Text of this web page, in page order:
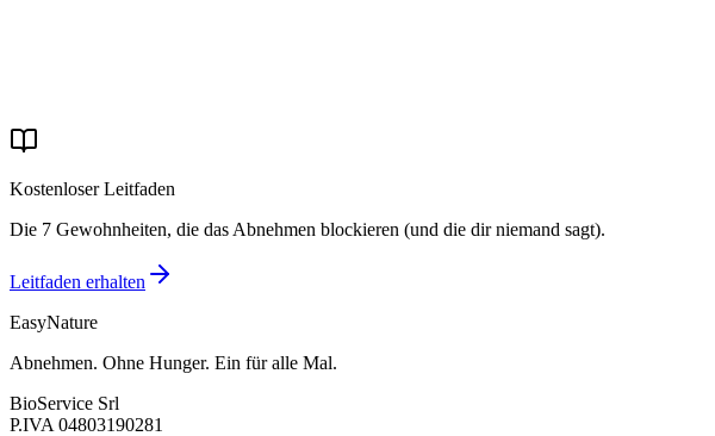
Kostenloser Leitfaden
Die 7 Gewohnheiten, die das Abnehmen blockieren (und die dir niemand sagt).
Leitfaden erhalten
EasyNature
Abnehmen. Ohne Hunger. Ein für alle Mal.
BioService Srl
P.IVA 04803190281